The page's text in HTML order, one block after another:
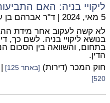
ליקויי בניה: האם
5 מאי, 2024 | ד"ר אברהם בן
לא קשה לעקוב אחר מידת
בנושא ליקויי בניה. לשם כך,
בתחום, והשוואה בין הסכום
הדין.
חוק המכר (דירות) [באתר 125]
520]